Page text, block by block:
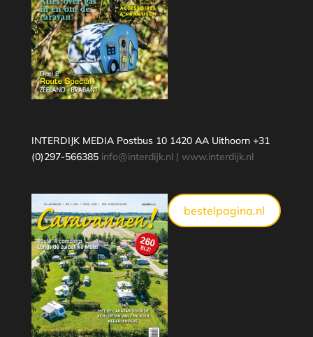
INTERDIJK MEDIA Postbus 10 1420 AA Uithoorn +31
(0)297-566385 info@interdijk.nl| www.interdijk.nl
bestelpagina.nl